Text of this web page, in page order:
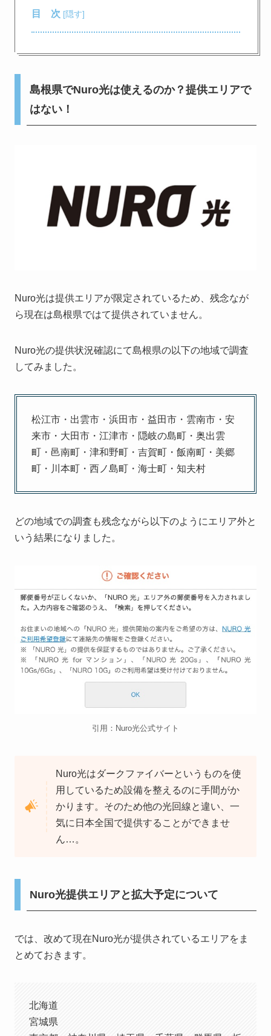
目 次 [隠す]
島根県でNuro光は使えるのか？提供エリアで
はない！
Nuro光は提供エリアが限定されているため、残念なが
ら現在は島根県ではて提供されていません。
Nuro光の提供状況確認にて島根県の以下の地域で調査
してみました。
松江市・出雲市・浜田市・益田市・雲南市・安
来市・大田市・江津市・隠岐の島町・奥出雲
町・邑南町・津和野町・吉賀町・飯南町・美郷
町・川本町・西ノ島町・海士町・知夫村
どの地域での調査も残念ながら以下のようにエリア外と
いう結果になりました。
引用：Nuro光公式サイト
Nuro光はダークファイバーというものを使
用しているため設備を整えるのに手間がか
かります。そのため他の光回線と違い、一
気に日本全国で提供することができませ
ん…。
Nuro光提供エリアと拡大予定について
では、改めて現在Nuro光が提供されているエリアをま
とめておきます。
北海道
宮城県